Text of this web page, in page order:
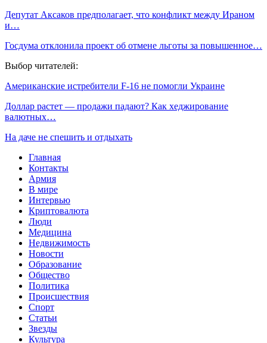
Депутат Аксаков предполагает, что конфликт между Ираном
и…
Госдума отклонила проект об отмене льготы за повышенное…
Выбор читателей:
Американские истребители F-16 не помогли Украине
Доллар растет — продажи падают? Как хеджирование
валютных…
На даче не спешить и отдыхать
Главная
Контакты
Армия
В мире
Интервью
Криптовалюта
Люди
Медицина
Недвижимость
Новости
Образование
Общество
Политика
Происшествия
Спорт
Статьи
Звезды
Культура